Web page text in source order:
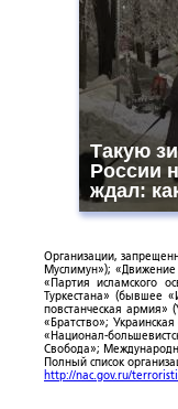
Такую
России
ждал:
Организации,
Муслимун»);
«Партия исламского
Туркестана» (бывшее
повстанческая армия»
«Братство»;
«Национал-
Свобода»;
Полный список
http://nac.gov.ru/